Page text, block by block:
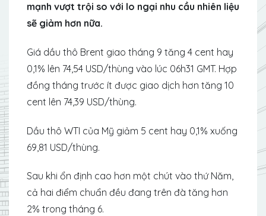
mạnh vượt trội so với lo ngại nhu cầu nhiên liệu
sẽ giảm hơn nữa.
Giá dầu thô Brent giao tháng 9 tăng 4 cent hay
0,1% lên 74,54 USD/thùng vào lúc 06h31 GMT. Hợp
đồng tháng trước ít được giao dịch hơn tăng 10
cent lên 74,39 USD/thùng.
Dầu thô WTI của Mỹ giảm 5 cent hay 0,1% xuống
69,81 USD/thùng.
Sau khi ổn định cao hơn một chút vào thứ Năm,
cả hai điểm chuẩn đều đang trên đà tăng hơn
2% trong tháng 6.